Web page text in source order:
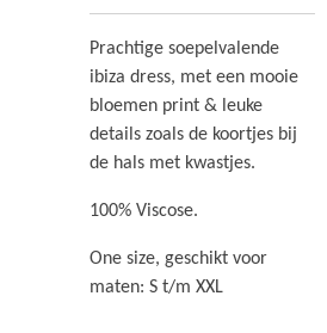
Prachtige soepelvalende
ibiza dress, met een mooie
bloemen print & leuke
details zoals de koortjes bij
de hals met kwastjes.
100% Viscose.
One size, geschikt voor
maten: S t/m XXL